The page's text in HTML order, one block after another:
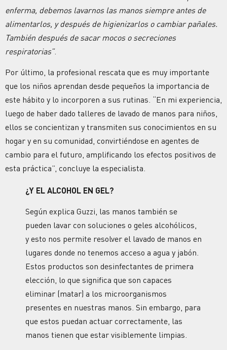
enferma, debemos lavarnos las manos siempre antes de
alimentarlos, y después de higienizarlos o cambiar pañales.
También después de sacar mocos o secreciones
respiratorias”.
Por último, la profesional rescata que es muy importante
que los niños aprendan desde pequeños la importancia de
este hábito y lo incorporen a sus rutinas. “En mi experiencia,
luego de haber dado talleres de lavado de manos para niños,
ellos se concientizan y transmiten sus conocimientos en su
hogar y en su comunidad, convirtiéndose en agentes de
cambio para el futuro, amplificando los efectos positivos de
esta práctica”, concluye la especialista.
¿Y EL ALCOHOL EN GEL?
Según explica Guzzi, las manos también se
pueden lavar con soluciones o geles alcohólicos,
y esto nos permite resolver el lavado de manos en
lugares donde no tenemos acceso a agua y jabón.
Estos productos son desinfectantes de primera
elección, lo que significa que son capaces
eliminar (matar) a los microorganismos
presentes en nuestras manos. Sin embargo, para
que estos puedan actuar correctamente, las
manos tienen que estar visiblemente limpias.